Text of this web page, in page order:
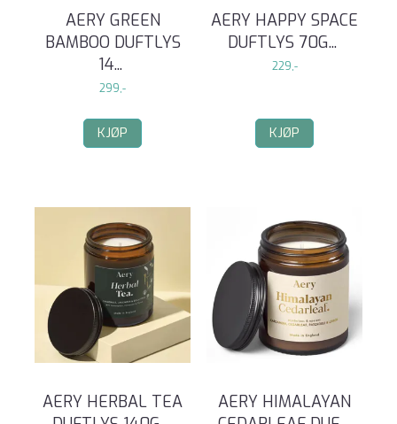
AERY GREEN
BAMBOO DUFTLYS
14...
299,-
KJØP
AERY HAPPY SPACE
DUFTLYS 70G...
229,-
KJØP
AERY HERBAL TEA
AERY HIMALAYAN